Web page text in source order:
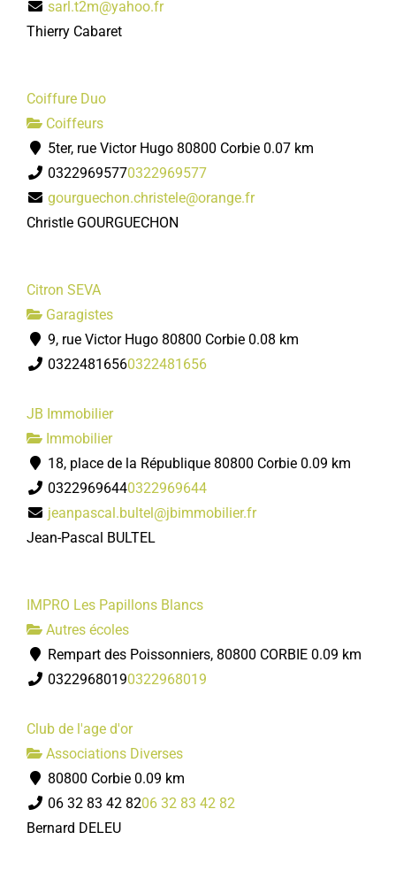
sarl.t2m@yahoo.fr
Thierry Cabaret
Coiffure Duo
Coiffeurs
5ter, rue Victor Hugo 80800 Corbie 0.07 km
03229695770322969577
gourguechon.christele@orange.fr
Christle GOURGUECHON
Citron SEVA
Garagistes
9, rue Victor Hugo 80800 Corbie 0.08 km
03224816560322481656
JB Immobilier
Immobilier
18, place de la République 80800 Corbie 0.09 km
03229696440322969644
jeanpascal.bultel@jbimmobilier.fr
Jean-Pascal BULTEL
IMPRO Les Papillons Blancs
Autres écoles
Rempart des Poissonniers, 80800 CORBIE 0.09 km
03229680190322968019
Club de l'age d'or
Associations Diverses
80800 Corbie 0.09 km
06 32 83 42 8206 32 83 42 82
Bernard DELEU